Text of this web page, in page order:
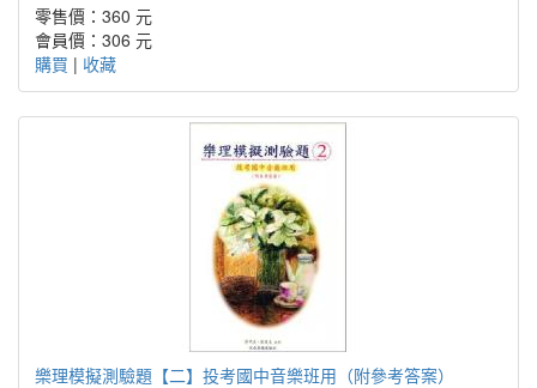
零售價：360 元
會員價：306 元
購買 | 收藏
樂理模擬測驗題【二】投考國中音樂班用（附參考答案）